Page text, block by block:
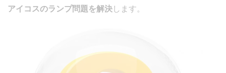
アイコスのランプ問題を解決 します。